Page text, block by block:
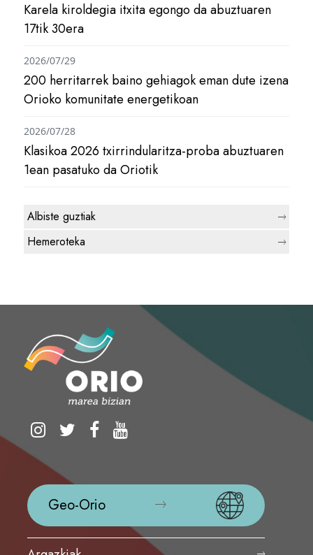
Karela kiroldegia itxita egongo da abuztuaren
17tik 30era
200 herritarrek baino gehiagok eman dute izena
Orioko komunitate energetikoan
2026/07/29
Klasikoa 2026 txirrindularitza-proba abuztuaren
1ean pasatuko da Oriotik
2026/07/28
Albiste guztiak
Hemeroteka
Geo-Orio